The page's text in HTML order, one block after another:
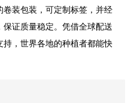
装包装，可定制标签，并经
证质量稳定。凭借全球配送
，世界各地的种植者都能快